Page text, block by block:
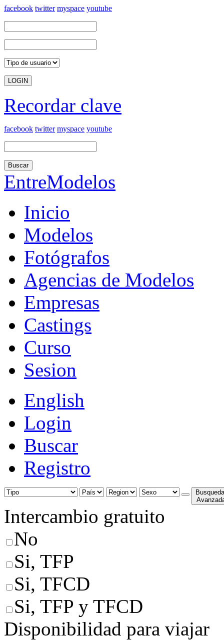
facebook twitter myspace youtube
Recordar clave
facebook twitter myspace youtube
Buscar
EntreModelos
Inicio
Modelos
Fotógrafos
Agencias de Modelos
Empresas
Castings
Curso
Sesion
English
Login
Buscar
Registro
Intercambio gratuito
No
Si, TFP
Si, TFCD
Si, TFP y TFCD
Disponibilidad para viajar